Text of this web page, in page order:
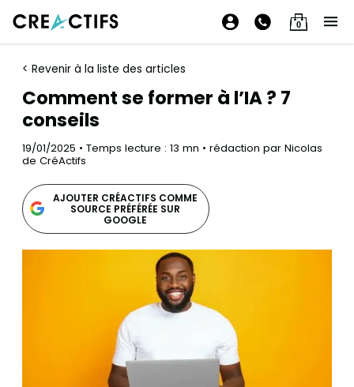
0
< Revenir à la liste des articles
Comment se former à l’IA ? 7
conseils
19/01/2025 • Temps lecture : 13 mn • rédaction par Nicolas
de CréActifs
AJOUTER CRÉACTIFS COMME
SOURCE PRÉFÉRÉE SUR
GOOGLE